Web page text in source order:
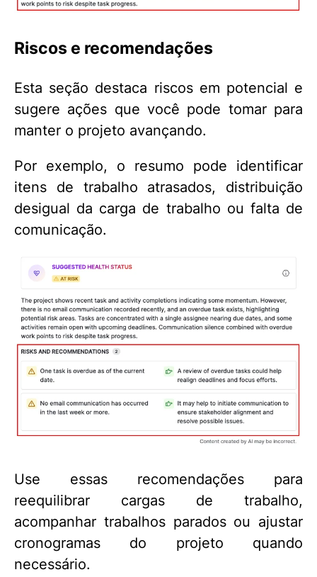
Riscos e recomendações
Esta seção destaca riscos em potencial e
sugere ações que você pode tomar para
manter o projeto avançando.
Por exemplo, o resumo pode identificar
itens de trabalho atrasados, distribuição
desigual da carga de trabalho ou falta de
comunicação.
Use essas recomendações para
reequilibrar cargas de trabalho,
acompanhar trabalhos parados ou ajustar
cronogramas do projeto quando
necessário.